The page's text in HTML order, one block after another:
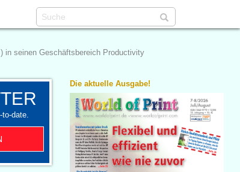
in seinen Geschäftsbereich Productivity
date.
Die aktuelle Ausgabe!